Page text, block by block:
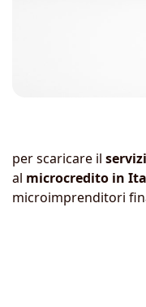
per scaricare il
al microcredito in
microimprenditori